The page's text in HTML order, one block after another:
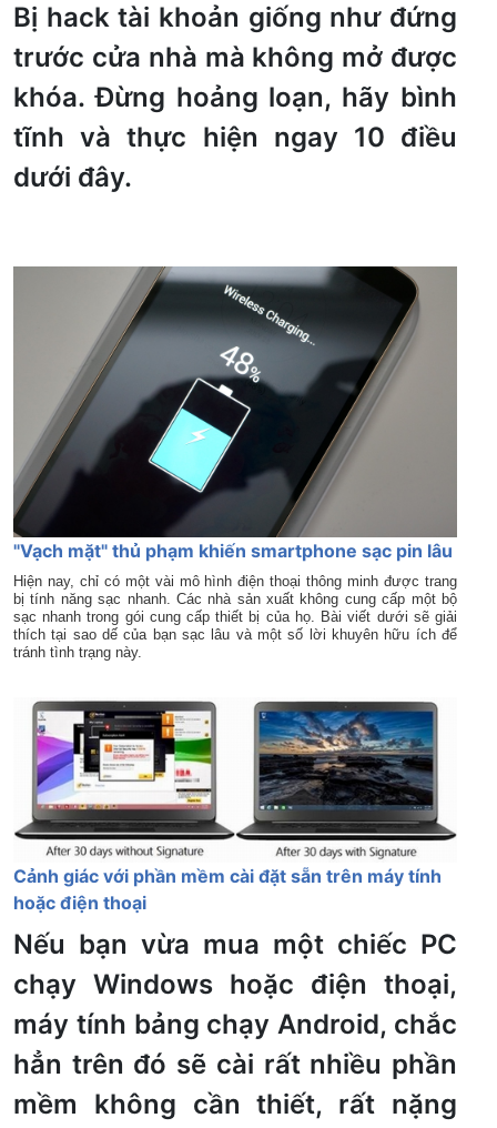
Bị hack tài khoản giống như đứng
trước cửa nhà mà không mở được
khóa. Đừng hoảng loạn, hãy bình
tĩnh và thực hiện ngay 10 điều
dưới đây.
"Vạch mặt" thủ phạm khiến smartphone sạc pin lâu
Hiện nay, chỉ có một vài mô hình điện thoại thông minh được trang
bị tính năng sạc nhanh. Các nhà sản xuất không cung cấp một bộ
sạc nhanh trong gói cung cấp thiết bị của họ. Bài viết dưới sẽ giải
thích tại sao dế của bạn sạc lâu và một số lời khuyên hữu ích để
tránh tình trạng này.
Cảnh giác với phần mềm cài đặt sẵn trên máy tính
hoặc điện thoại
Nếu bạn vừa mua một chiếc PC
chạy Windows hoặc điện thoại,
máy tính bảng chạy Android, chắc
hẳn trên đó sẽ cài rất nhiều phần
mềm không cần thiết, rất nặng